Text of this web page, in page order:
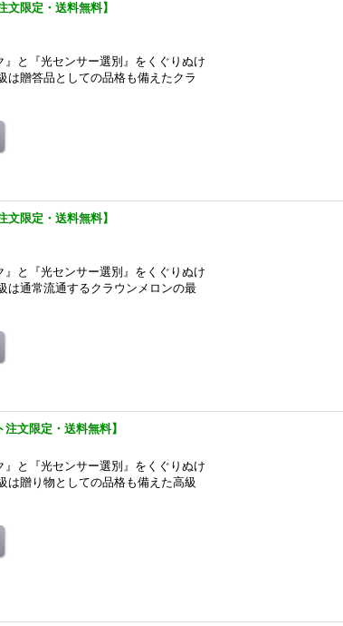
限定・送料無料】
』と『光センサー選別』をくぐりぬけ
は贈答品としての品格も備えたクラ
限定・送料無料】
』と『光センサー選別』をくぐりぬけ
は通常流通するクラウンメロンの最
限定・送料無料】
』と『光センサー選別』をくぐりぬけ
は贈り物としての品格も備えた高級